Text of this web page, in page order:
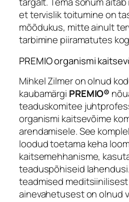
et tervislik toitumine on
mõõdukus, mitte ainult
tarbimine piiramatutes
PREMIO organismi
Mihkel Zilmer on olnud
kaubamärgi PREMIO®
teaduskomitee
organismi kaitsevõime
arendamisele. See
loodud toetama keha
kaitsemehhanisme,
teaduspõhiseid
teadmised
ainevahetusest on olnud